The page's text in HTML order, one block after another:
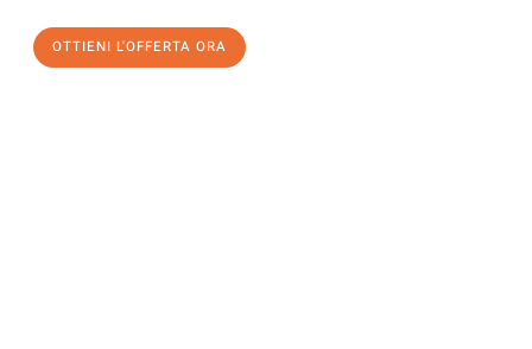
OTTIENI L'OFFERTA ORA